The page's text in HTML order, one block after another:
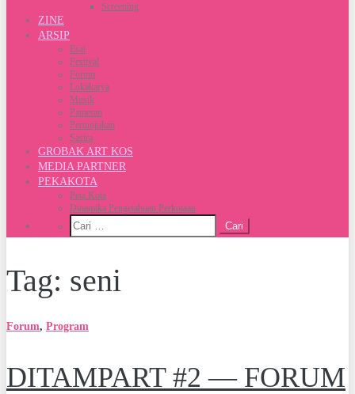
Screening
ZINE
ARSIP
Esai
Festival
Forum
Lokakarya
Musik
Pameran
Pertunjukan
Sastra
GROBAK ART KOS
MEDIA PARTNER
PEKAKOTA
Peta Kota
Dinamika Pengetahuan Perkotaan
Cari
untuk:
Tag: seni
Forum, Program
DITAMPART #2 — FORUM